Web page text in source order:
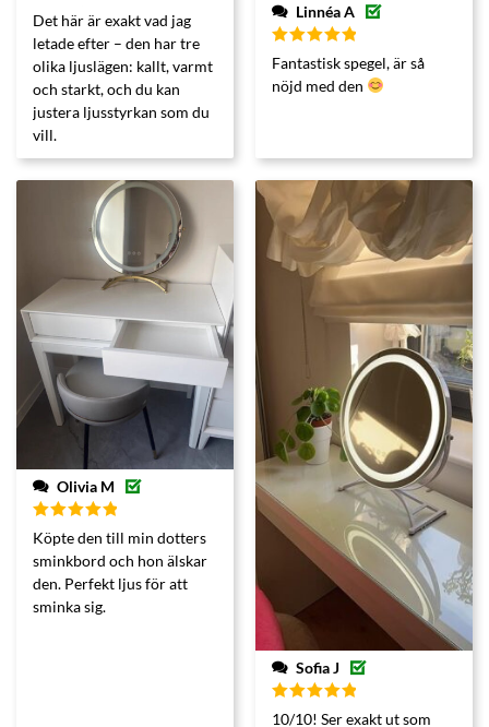
Betygsatt
5av 5
Det här är exakt vad jag
letade efter – den har tre
olika ljuslägen: kallt, varmt
och starkt, och du kan
justera ljusstyrkan som du
vill.
Linnéa A
Betygsatt
5 av 5
Fantastisk spegel, är så
nöjd med den
Olivia M
Betygsatt
5av 5
Köpte den till min dotters
sminkbord och hon älskar
den. Perfekt ljus för att
sminka sig.
Sofia J
Betygsatt
10/10! Ser exakt ut som